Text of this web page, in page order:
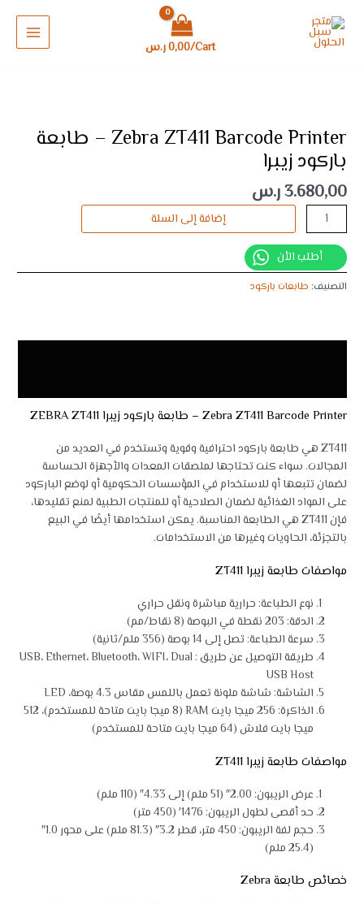
المحتوى
Cart/
0,00ر.س
MAIN
Zebra ZT411 Barcode Printer – طابعة
باركود زيبرا
3.680,00ر.س
ZT411
Barcode
Printer
-
طابعة
باركود
زيبرا
إضافة إلى السلة
أطلب الأن
التصنيف: طابعات باركود
Zebra ZT411 Barcode Printer – طابعة باركود زيبرا ZEBRA ZT411
ZT411 هي طابعة باركود احترافية وقوية وتستخدم في العديد من
المجالات. سواء كنت تحتاجها لملصقات المعدات والأجهزة الحساسة
لضمان تتبعها أو للاستخدام في المؤسسات الحكومية أو لوضع الباركود
على المواد الغذائية لضمان الصلاحية أو للمنتجات الطبية لمنع تقليدها،
فإن ZT411 هي الطابعة المناسبة. يمكن استخدامها أيضًا في البيع
بالتجزئة، الحاويات وغيرها من الاستخدامات.
مواصفات طابعة زيبرا ZT411
نوع الطباعة: حرارية مباشرة ونقل حراري
الدقة: 203 نقطة في البوصة (8 نقاط/مم)
سرعة الطباعة: تصل إلى 14 بوصة (356 ملم/ثانية)
طريقة التوصيل عن طريق : USB، Ethernet، Bluetooth، WIFI، Dual
USB Host
الشاشة: شاشة ملونة تعمل باللمس مقاس 4.3 بوصة، LED
الذاكرة: 256 ميجا بايت RAM (8 ميجا بايت متاحة للمستخدم)، 512
ميجا بايت فلاش (64 ميجا بايت متاحة للمستخدم)
مواصفات طابعة زيبرا ZT411
عرض الريبون: 2.00″ (51 ملم) إلى 4.33″ (110 ملم)
حد أقصى لطول الريبون: 1476′ (450 متر)
حجم لفة الريبون: 450 متر، قطر 3.2″ (81.3 ملم) على محور 1.0″
(25.4 ملم)
خصائص طابعة Zebra
طابعة